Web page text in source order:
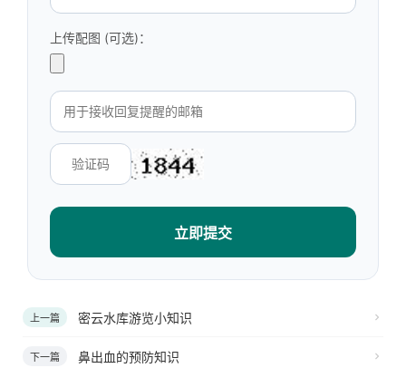
上传配图 (可选)：
立即提交
上一篇 密云水库游览小知识
下一篇 鼻出血的预防知识